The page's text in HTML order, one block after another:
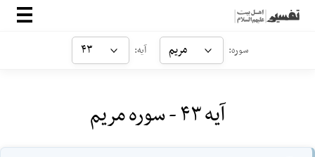
صفحه‌اصلی
سوره: مریم آیه: ۴۳
آیه ۴۳ - سوره مریم